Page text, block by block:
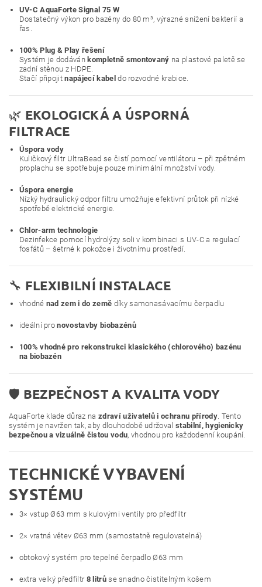
UV-C AquaForte Signal 75 W
Dostatečný výkon pro bazény do 80 m³, výrazné snížení bakterií a
řas.
100% Plug & Play řešení
Systém je dodáván kompletně smontovaný na plastové paletě se
zadní stěnou z HDPE.
Stačí připojitnapájecí kabel do rozvodné krabice.
🌿 EKOLOGICKÁ A ÚSPORNÁ
FILTRACE
Úspora vody
Kuličkový filtr UltraBead se čistí pomocí ventilátoru – při zpětném
proplachu se spotřebuje pouze minimální množství vody.
Úspora energie
Nízký hydraulický odpor filtru umožňuje efektivní průtok při nízké
spotřebě elektrické energie.
Chlor-arm technologie
Dezinfekce pomocí hydrolýzy soli v kombinaci s UV-C a regulací
fosfátů – šetrné k pokožce i životnímu prostředí.
🔧 FLEXIBILNÍ INSTALACE
vhodné nad zem i do země díky samonasávacímu čerpadlu
ideální pronovostavby biobazénů
100% vhodné pro rekonstrukci klasického (chlorového) bazénu
na biobazén
🛡️ BEZPEČNOST A KVALITA VODY
AquaForte klade důraz na zdraví uživatelů i ochranu přírody. Tento
systém je navržen tak, aby dlouhodobě udržovalstabilní, hygienicky
bezpečnou a vizuálně čistou vodu, vhodnou pro každodenní koupání.
TECHNICKÉ VYBAVENÍ
SYSTÉMU
3× vstup Ø63 mm s kulovými ventily pro předfiltr
2× vratná větev Ø63 mm (samostatně regulovatelná)
obtokový systém pro tepelné čerpadlo Ø63 mm
extra velký předfiltr 8 litrůse snadno čistitelným košem